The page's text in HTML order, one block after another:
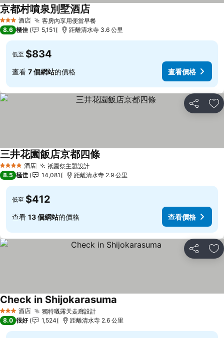
3 星級 酒店 客房內享用便當早餐查看價格
京都村噴泉別墅酒店
8.6 極佳 5,151 距離清水寺 3.6 公里
低至 $834
查看 7 個網站的價格 查看價格
分享 放
4 星級 酒店 祇園祭主題設計查看價格
三井花園飯店京都四條查看價格
8.5 極佳 14,081 距離清水寺 2.9 公里
低至 $412
查看 13 個網站的價格 查看價格
分享 放
3 星級 酒店 獨特嘅露天走廊設計查看價格
Check in Shijokarasuma
8.0 很好 1,524 距離清水寺 2.6 公里